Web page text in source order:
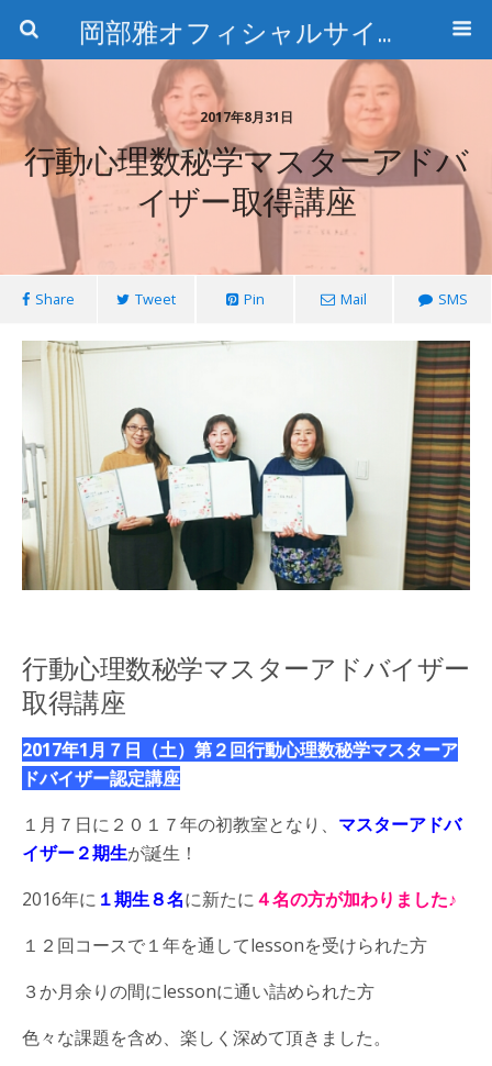
岡部雅オフィシャルサイト〜石の魅惑と数字のトリコ〜
2017年8月31日
行動心理数秘学マスターアドバ
イザー取得講座
Share Tweet Pin Mail SMS
行動心理数秘学マスターアドバイザー
取得講座
2017年1月７日（土）第２回行動心理数秘学マスターア
ドバイザー認定講座
１月７日に２０１７年の初教室となり、 マスターアドバ
イザー２期生が誕生！
2016年に １期生８名に新たに４名の方が加わりました♪
１２回コースで１年を通してlessonを受けられた方
３か月余りの間にlessonに通い詰められた方
色々な課題を含め、楽しく深めて頂きました。